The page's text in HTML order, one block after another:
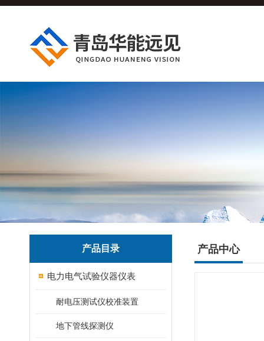
产品目录
电力电气试验仪器仪表
耐电压测试仪校准装置
地下管线探测仪
产品中心